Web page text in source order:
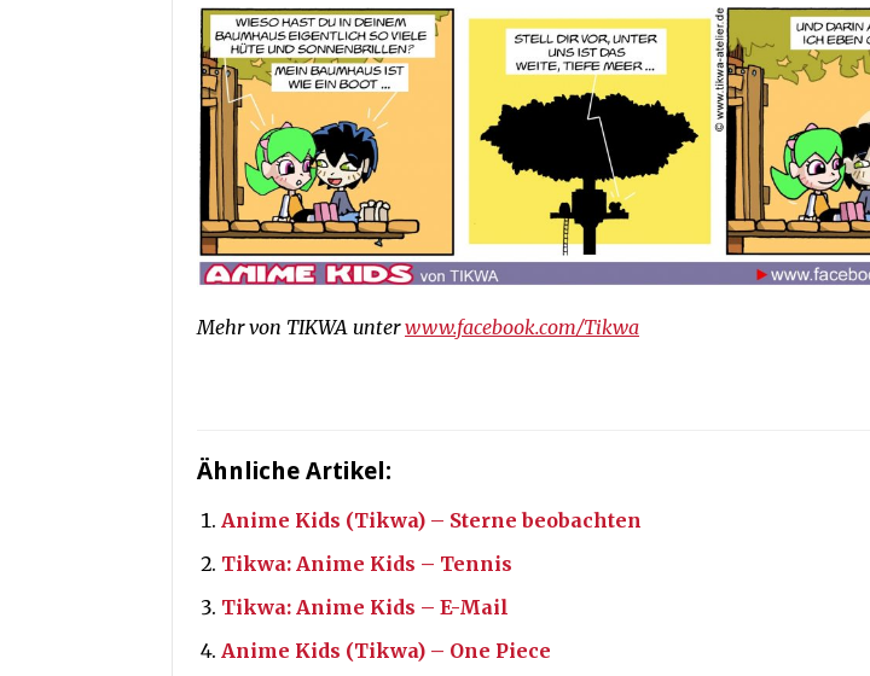
Mehr von TIKWA unterwww.facebook.com/Tikwa
Ähnliche Artikel:
Anime Kids (Tikwa) – Sterne beobachten
Tikwa: Anime Kids – Tennis
Tikwa: Anime Kids – E-Mail
Anime Kids (Tikwa) – One Piece